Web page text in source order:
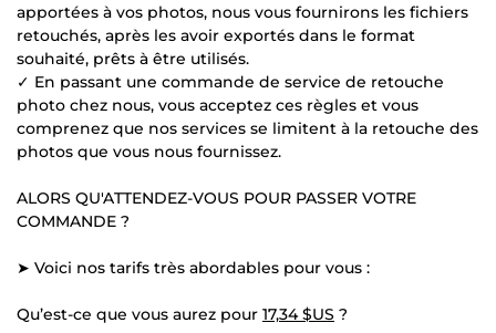
apportées à vos photos, nous vous fournirons les fichiers
retouchés, après les avoir exportés dans le format
souhaité, prêts à être utilisés.
✓ En passant une commande de service de retouche
photo chez nous, vous acceptez ces règles et vous
comprenez que nos services se limitent à la retouche des
photos que vous nous fournissez.
ALORS QU'ATTENDEZ-VOUS POUR PASSER VOTRE
COMMANDE ?
➤ Voici nos tarifs très abordables pour vous :
Qu’est-ce que vous aurez pour 17,34 $US ?